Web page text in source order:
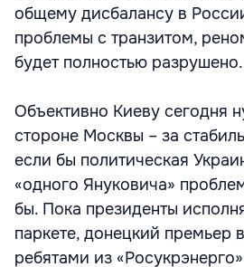
общему дисбалансу в
проблемы с транзитом,
будет полностью разрушено.
Объективно Киеву сегодня
стороне Москвы – за
если бы политическая
«одного Януковича»
бы. Пока президенты
паркете, донецкий премьер
ребятами из